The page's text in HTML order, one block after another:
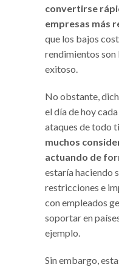
convertirse
empresas más
que los bajos
rendimientos son
exitoso.
No obstante,
el día de hoy
ataques de todo
muchos
actuando de
estaría haciendo
restricciones e
con empleados
soportar en
ejemplo.
Sin embargo,